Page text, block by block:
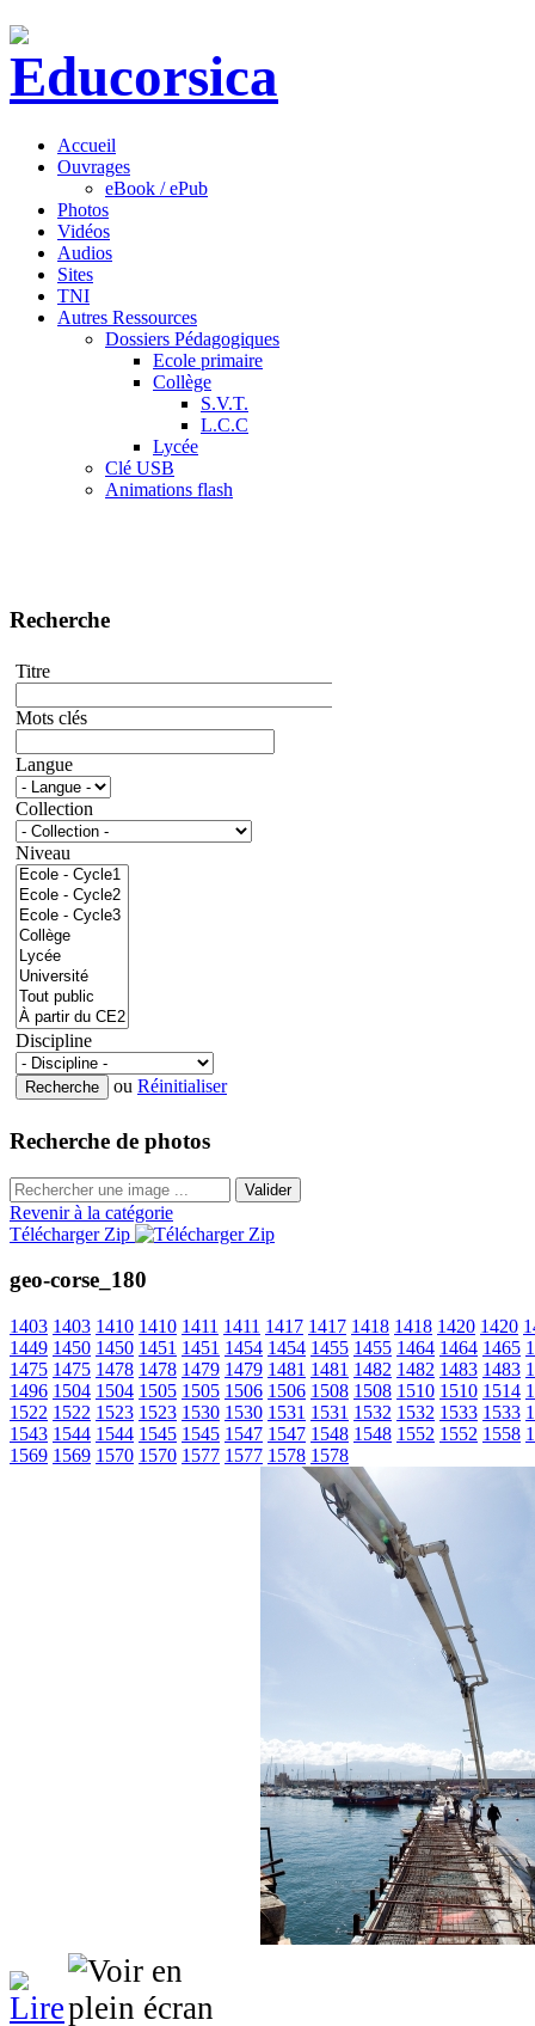
Accueil
Ouvrages
eBook / ePub
Photos
Vidéos
Audios
Sites
TNI
Autres Ressources
Dossiers Pédagogiques
Ecole primaire
Collège
S.V.T.
L.C.C
Lycée
Clé USB
Animations flash
Recherche
Titre
Mots clés
Langue
Collection
Niveau
Discipline
ou Réinitialiser
Recherche de photos
Valider
Revenir à la catégorie
Télécharger Zip
geo-corse_180
1403 1403 1410 1410 1411 1411 1417 1417 1418 1418 1420 1420
1449 1450 1450 1451 1451 1454 1454 1455 1455 1464 1464 1465
1475 1475 1478 1478 1479 1479 1481 1481 1482 1482 1483 1483
1496 1504 1504 1505 1505 1506 1506 1508 1508 1510 1510 1514
1522 1522 1523 1523 1530 1530 1531 1531 1532 1532 1533 1533
1543 1544 1544 1545 1545 1547 1547 1548 1548 1552 1552 1558
1569 1569 1570 1570 1577 1577 1578 1578